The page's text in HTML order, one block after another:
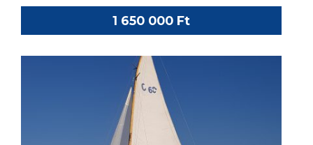
1 650 000 Ft